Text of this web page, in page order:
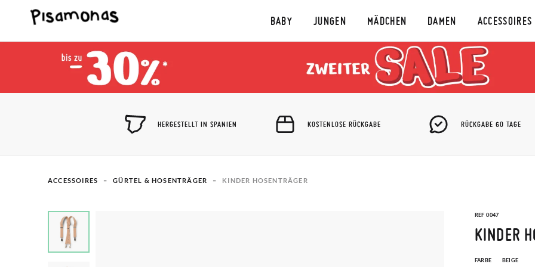
BABY JUNGEN MÄDCHEN DAMEN ACCESSOIRES
HERGESTELLT IN SPANIEN KOSTENLOSE RÜCKGABE RÜCKGABE 60 TAGE
ACCESSOIRES GÜRTEL & HOSENTRÄGER KINDER HOSENTRÄGER
REF 0047
KINDER
FARBE BEIGE